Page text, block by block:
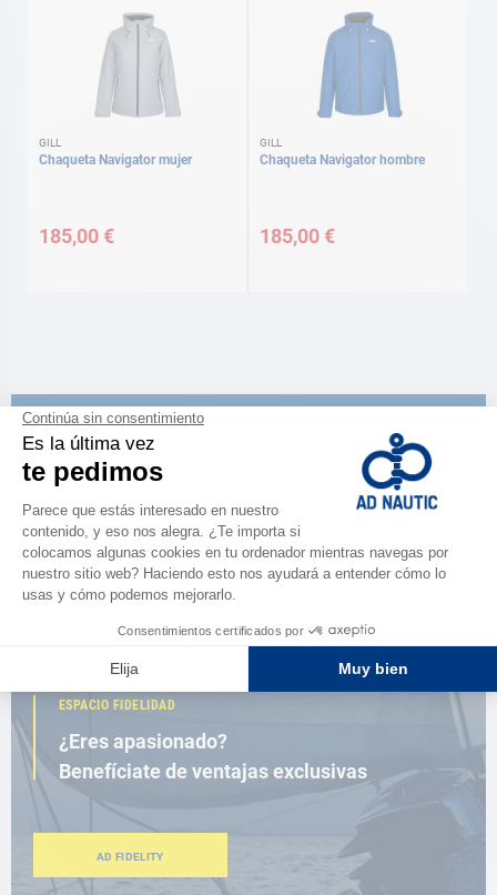
GILL
Chaqueta Navigator mujer
185,00 €
GILL
Chaqueta Navigator hombre
185,00 €
CATÁLOGO
la nueva guía AD 2026
NAVEGAR POR EL CATÁLOGO
ESPACIO FIDELIDAD
¿Eres apasionado?
Benefíciate de ventajas exclusivas
AD FIDELITY